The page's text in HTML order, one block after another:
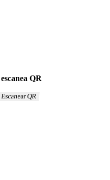
QR
Escanear QR